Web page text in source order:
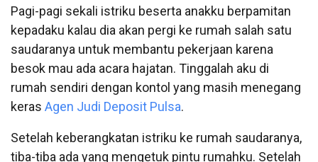
Pagi-pagi sekali istriku beserta anakku berpamitan
kepadaku kalau dia akan pergi ke rumah salah satu
saudaranya untuk membantu pekerjaan karena
besok mau ada acara hajatan. Tinggalah aku di
rumah sendiri dengan kontol yang masih menegang
keras Agen Judi Deposit Pulsa.
Setelah keberangkatan istriku ke rumah saudaranya,
tiba-tiba ada yang mengetuk pintu rumahku. Setelah